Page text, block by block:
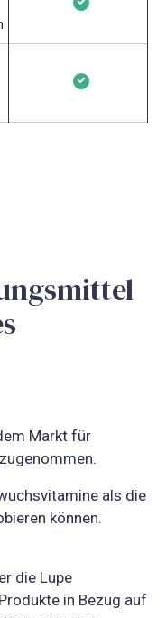
Markt für
als die
können.
die Lupe
in Bezug auf